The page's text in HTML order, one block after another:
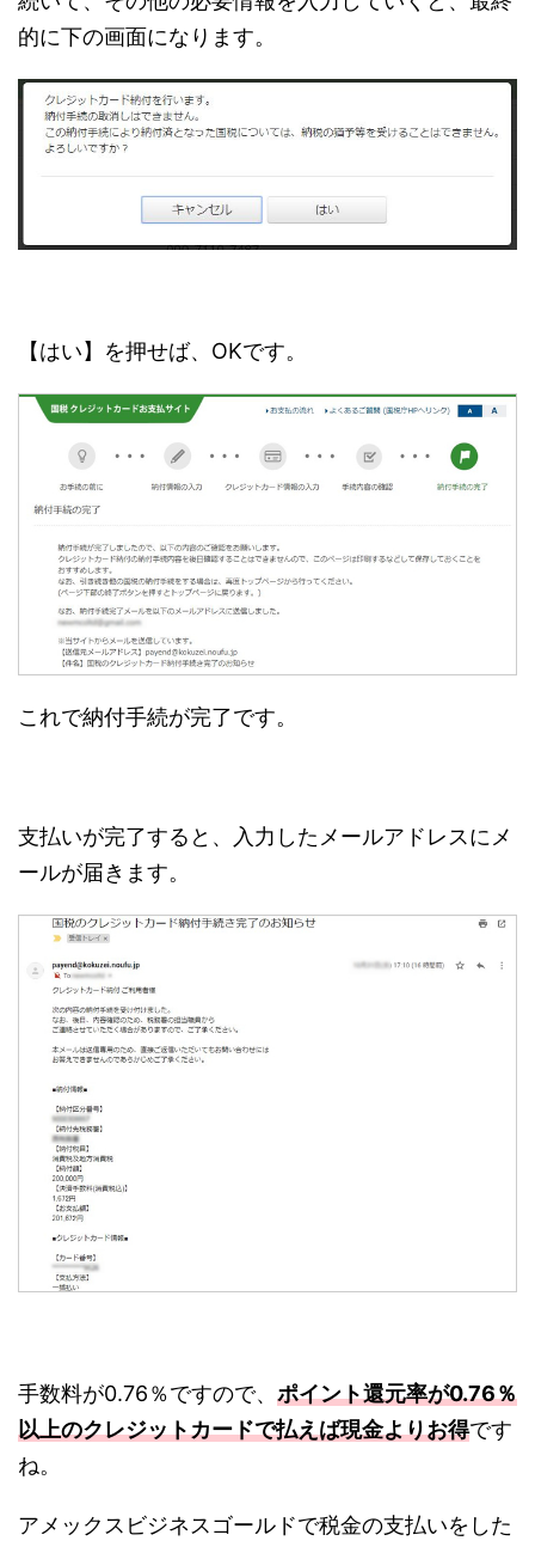
的に下の画面になります。
【はい】を押せば、OKです。
これで納付手続が完了です。
支払いが完了すると、入力したメールアドレスにメ
ールが届きます。
手数料が0.76％ですので、 ポイント還元率が0.76％
以上のクレジットカードで払えば現金よりお得です
ね。
アメックスビジネスゴールドで税金の支払いをした